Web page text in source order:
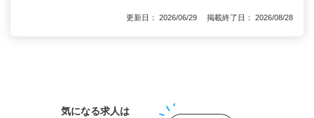
更新日： 2026/06/29 掲載終了日： 2026/08/28
気になる求人は